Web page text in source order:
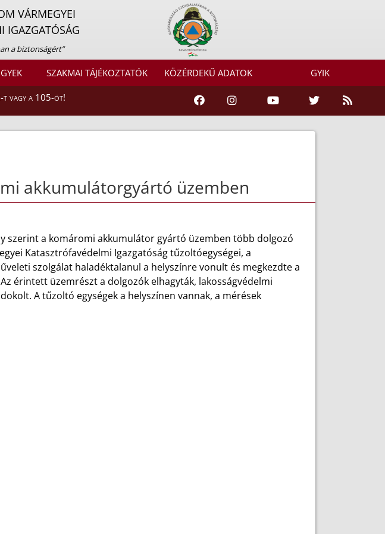
VÁRMEGYEI
IGAZGATÓSÁG
a biztonságért”
SZAKMAI TÁJÉKOZTATÓK KÖZÉRDEKŰ ADATOK GYIK
t vagy a 105-öt!
akkumulátorgyártó üzemben
szerint a komáromi akkumulátor gyártó üzemben több dolgozó
Katasztrófavédelmi Igazgatóság tűzoltóegységei, a
szolgálat haladéktalanul a helyszínre vonult és megkezdte a
érintett üzemrészt a dolgozók elhagyták, lakosságvédelmi
A tűzoltó egységek a helyszínen vannak, a mérések